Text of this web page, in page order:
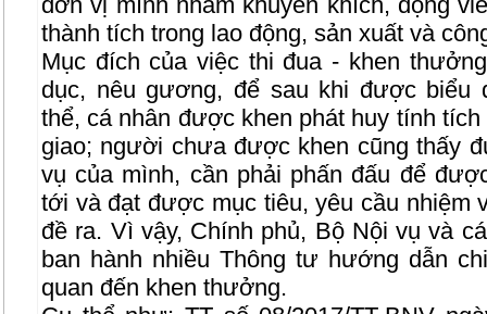
thành tích trong lao động, sản xuất và
Mục đích của việc thi đua - khen
dục, nêu gương, để sau khi được biểu
thể, cá nhân được khen phát huy tính
giao; người chưa được khen cũng thấy
vụ của mình, cần phải phấn đấu để
tới và đạt được mục tiêu, yêu cầu nhiệm
đề ra. Vì vậy, Chính phủ, Bộ Nội vụ và
ban hành nhiều Thông tư hướng dẫn
quan đến khen thưởng.